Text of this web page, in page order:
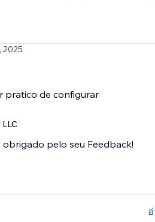
2025
pratico de configurar
obrigado pelo seu Feedback!